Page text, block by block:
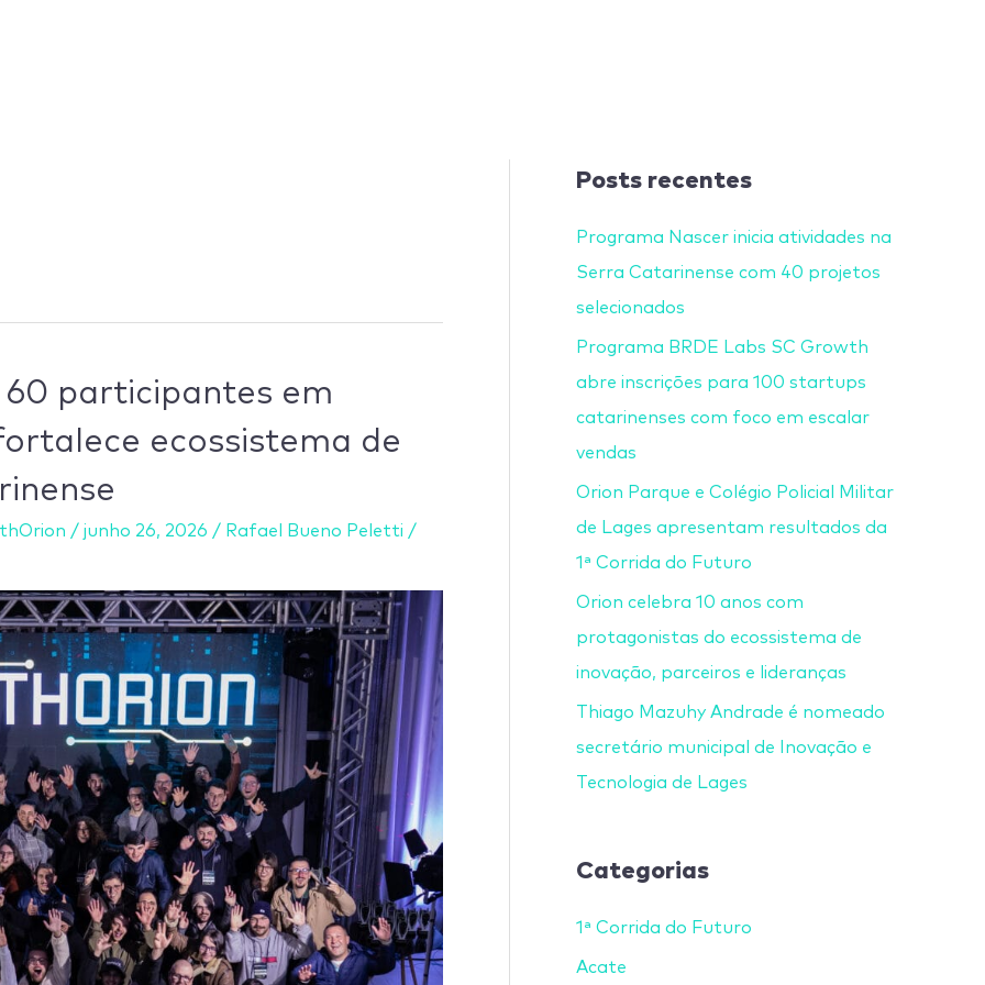
60 participantes em
ecossistema de
/ junho 26, 2026 / Rafael Bueno Peletti /
Posts recentes
Programa Nascer inicia atividades na
Serra Catarinense com 40 projetos
selecionados
Programa BRDE Labs SC Growth
abre inscrições para 100 startups
catarinenses com foco em escalar
vendas
Orion Parque e Colégio Policial Militar
de Lages apresentam resultados da
1ª Corrida do Futuro
Orion celebra 10 anos com
protagonistas do ecossistema de
inovação, parceiros e lideranças
Thiago Mazuhy Andrade é nomeado
secretário municipal de Inovação e
Tecnologia de Lages
Categorias
1ª Corrida do Futuro
Acate